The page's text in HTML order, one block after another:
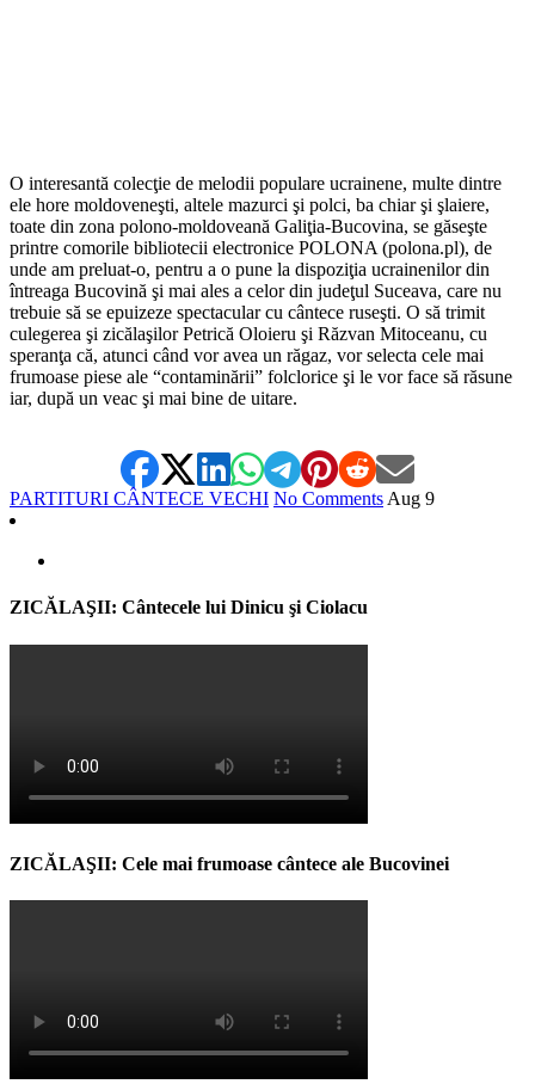
O interesantă colecţie de melodii populare ucrainene, multe dintre
ele hore moldoveneşti, altele mazurci şi polci, ba chiar şi şlaiere,
toate din zona polono-moldoveană Galiţia-Bucovina, se găseşte
printre comorile bibliotecii electronice POLONA (polona.pl), de
unde am preluat-o, pentru a o pune la dispoziţia ucrainenilor din
întreaga Bucovină şi mai ales a celor din judeţul Suceava, care nu
trebuie să se epuizeze spectacular cu cântece ruseşti. O să trimit
culegerea şi zicălaşilor Petrică Oloieru şi Răzvan Mitoceanu, cu
speranţa că, atunci când vor avea un răgaz, vor selecta cele mai
frumoase piese ale “contaminării” folclorice şi le vor face să răsune
iar, după un veac şi mai bine de uitare.
PARTITURI CÂNTECE VECHI No Comments Aug 9
ZICĂLAŞII: Cântecele lui Dinicu şi Ciolacu
ZICĂLAŞII: Cele mai frumoase cântece ale Bucovinei